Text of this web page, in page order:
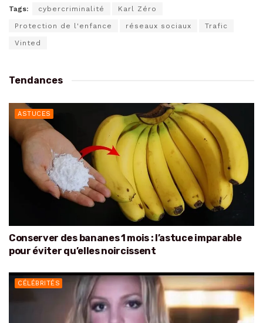
Tags: cybercriminalité Karl Zéro
Protection de l'enfance réseaux sociaux Trafic
Vinted
Tendances
ASTUCES
Conserver des bananes 1 mois : l’astuce imparable
pour éviter qu’elles noircissent
CÉLÉBRITÉS